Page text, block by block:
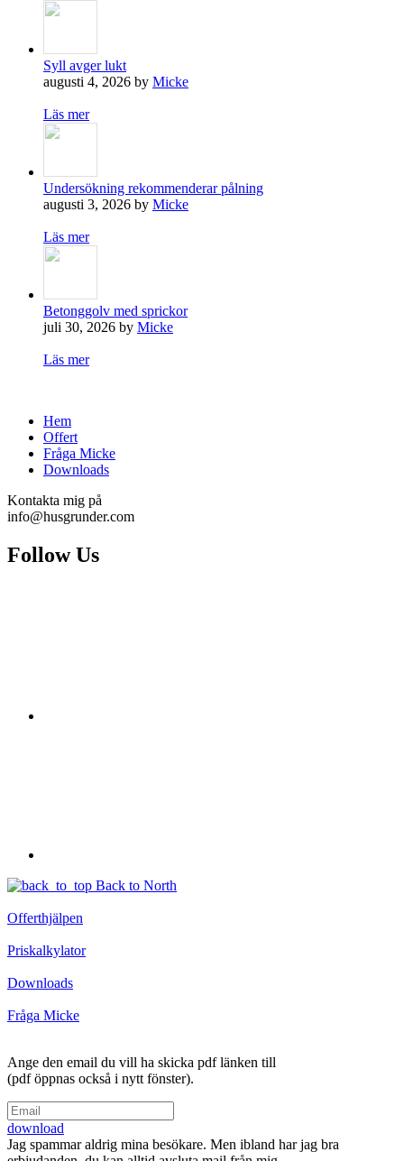
Syll avger lukt
augusti 4, 2026 by Micke
Läs mer
Undersökning rekommenderar pålning
augusti 3, 2026 by Micke
Läs mer
Betonggolv med sprickor
juli 30, 2026 by Micke
Läs mer
Hem
Offert
Fråga Micke
Downloads
Kontakta mig på
info@husgrunder.com
Follow Us
Back to North
Offerthjälpen
Priskalkylator
Downloads
Fråga Micke
Ange den email du vill ha skicka pdf länken till
(pdf öppnas också i nytt fönster).
download
Jag spammar aldrig mina besökare. Men ibland har jag bra